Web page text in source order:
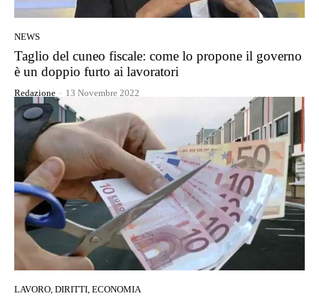
NEWS
Taglio del cuneo fiscale: come lo propone il governo
è un doppio furto ai lavoratori
Redazione - 13 Novembre 2022
LAVORO, DIRITTI, ECONOMIA